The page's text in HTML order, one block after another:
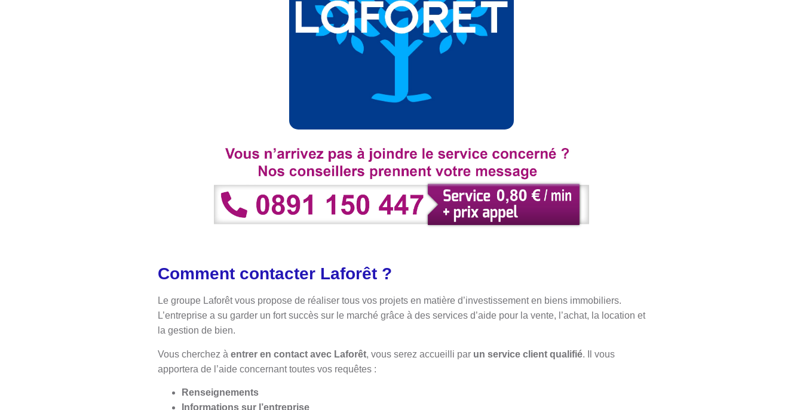
Comment contacter Laforêt ?
Le groupe Laforêt vous propose de réaliser tous vos projets en matière d’investissement en biens immobiliers.
L’entreprise a su garder un fort succès sur le marché grâce à des services d’aide pour la vente, l’achat, la location et
la gestion de bien.
Vous cherchez à entrer en contact avec Laforêt, vous serez accueilli par un service client qualifié. Il vous
apportera de l’aide concernant toutes vos requêtes :
Renseignements
Informations sur l’entreprise